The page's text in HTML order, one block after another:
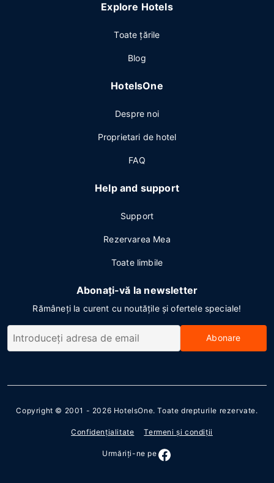
Explore Hotels
Toate ţările
Blog
HotelsOne
Despre noi
Proprietari de hotel
FAQ
Help and support
Support
Rezervarea Mea
Toate limbile
Abonați-vă la newsletter
Rămâneți la curent cu noutățile și ofertele speciale!
Abonare
Copyright © 2001 - 2026 HotelsOne. Toate drepturile rezervate.
Confidenţialitate Termeni şi condiţii
Urmăriţi-ne pe